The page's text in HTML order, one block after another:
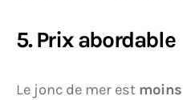
5. Prix abordable
Le jonc de mer est